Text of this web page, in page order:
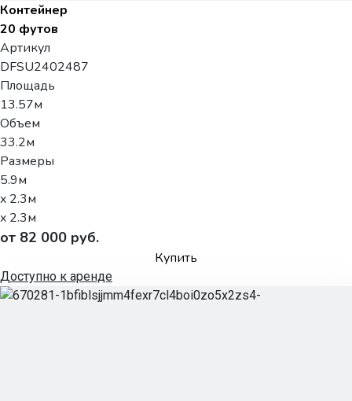
Контейнер
20 футов
Артикул
DFSU2402487
Площадь
13.57м
Объем
33.2м
Размеры
5.9м
x 2.3м
x 2.3м
от 82 000 руб.
Купить
Доступно к аренде